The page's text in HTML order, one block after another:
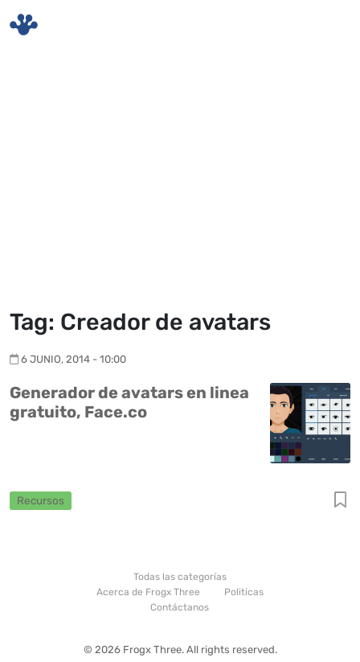
Tag: Creador de avatars
6 JUNIO, 2014 - 10:00
Generador de avatars en linea
gratuito, Face.co
Recursos
Todas las categorías
Acerca de Frogx Three
Politicas
Contáctanos
© 2026 Frogx Three. All rights reserved.